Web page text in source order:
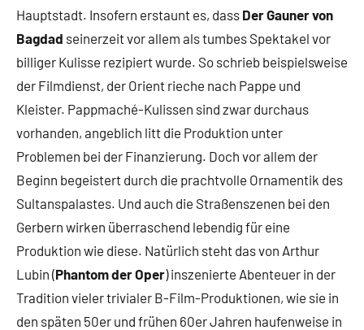
Hauptstadt. Insofern erstaunt es, dass Der Gauner von
Bagdad seinerzeit vor allem als tumbes Spektakel vor
billiger Kulisse rezipiert wurde. So schrieb beispielsweise
der Filmdienst, der Orient rieche nach Pappe und
Kleister. Pappmaché-Kulissen sind zwar durchaus
vorhanden, angeblich litt die Produktion unter
Problemen bei der Finanzierung. Doch vor allem der
Beginn begeistert durch die prachtvolle Ornamentik des
Sultanspalastes. Und auch die Straßenszenen bei den
Gerbern wirken überraschend lebendig für eine
Produktion wie diese. Natürlich steht das von Arthur
Lubin (Phantom der Oper) inszenierte Abenteuer in der
Tradition vieler trivialer B-Film-Produktionen, wie sie in
den späten 50er und frühen 60er Jahren haufenweise in